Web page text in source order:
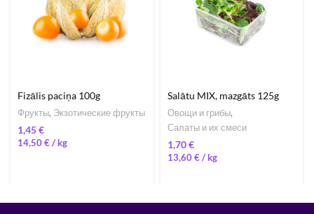
Fizālis paciņa 100g
Фрукты, Экзотические фрукты
€
14,50€/
Salātu MIX, mazgāts 125g
Овощи и грибы,
Салаты и их смеси
€
13,60€ /